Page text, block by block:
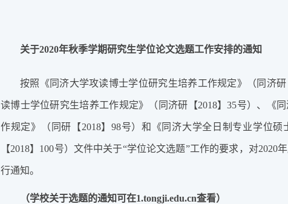
关于2020年秋季学期研究生学位论文选题工作安排的通知
按照《同济大学攻读博士学位研究生培养工作规定》（同济
读博士学位研究生培养工作规定》（同济研【2018】35号）、《
作规定》（同研【2018】98号）和《同济大学全日制专业学位
【2018】100号）文件中关于“学位论文选题”工作的要求，对2020
行通知。
（学校关于选题的通知可在1.tongji.edu.cn查看）